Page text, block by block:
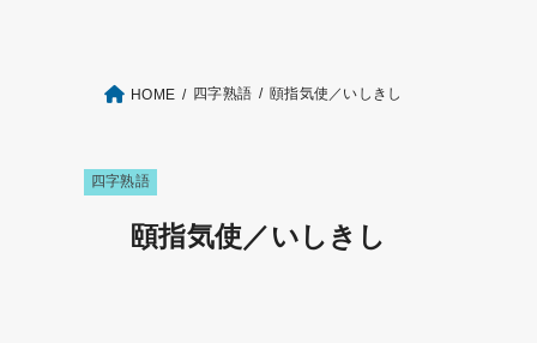
HOME 四字熟語 頤指気使／いしきし
四字熟語
頤指気使／いしきし